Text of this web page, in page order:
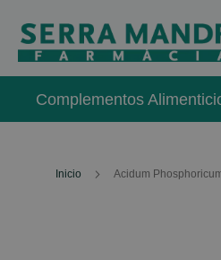
Complementos
Inicio Acidum